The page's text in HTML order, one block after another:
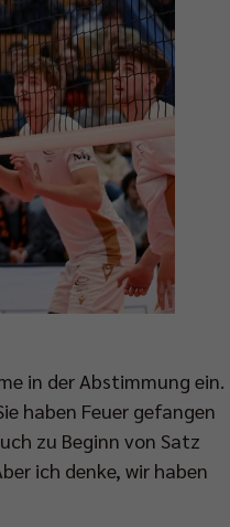
in der Abstimmung ein.
haben Feuer gefangen
zu Beginn von Satz
ich denke, wir haben